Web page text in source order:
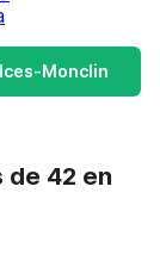
Monclin
de 42 en